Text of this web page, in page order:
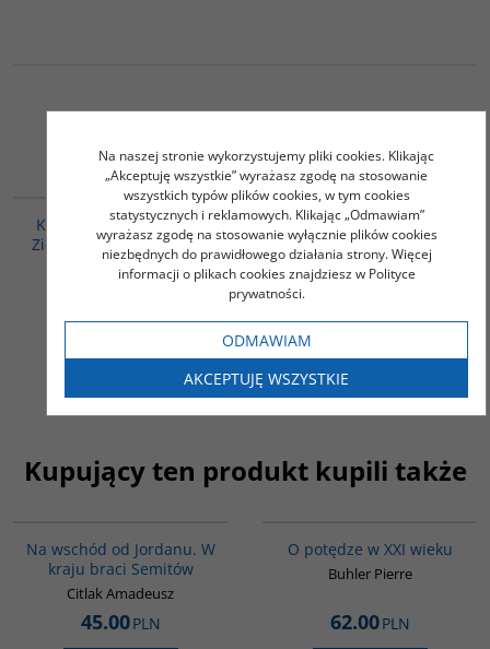
Podobna tematyka
00086G
Kiedy i jak wynaleziono
Ziemię Izraela. Od Ziemi
Świętej do ojczyzny
52.00PLN
ZOBACZ
Sejm Żydów Litewskich
(1623-1764)
Michałowska-Mycielska Anna
50.00PLN
ZOBACZ
Kupujący ten produkt kupili także
Na wschód od Jordanu. W
kraju braci Semitów
Citlak Amadeusz
45.00PLN
O potędze w XXI wieku
Buhler Pierre
62.00PLN
Na naszej stronie wykorzystujemy pliki cookies. Klikając
„Akceptuję wszystkie” wyrażasz zgodę na stosowanie
wszystkich typów plików cookies, w tym cookies
statystycznych i reklamowych. Klikając „Odmawiam”
wyrażasz zgodę na stosowanie wyłącznie plików cookies
niezbędnych do prawidłowego działania strony. Więcej
informacji o plikach cookies znajdziesz w Polityce
prywatności.
ODMAWIAM
AKCEPTUJĘ WSZYSTKIE